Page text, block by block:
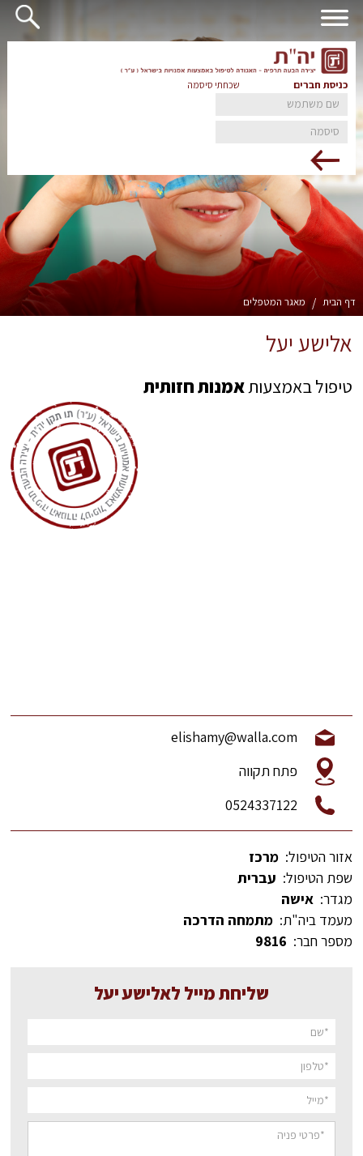
כניסת חברים שכחתי סיסמה
דף הבית / מאגר המטפלים
אלישע יעל
טיפול באמצעותאמנות חזותית
elishamy@walla.com
פתח תקווה
0524337122
אזור הטיפול: מרכז
שפת הטיפול: עברית
מגדר: אישה
מעמד ביה"ת: מתמחה הדרכה
מספר חבר: 9816
שליחת מייל לאלישע יעל